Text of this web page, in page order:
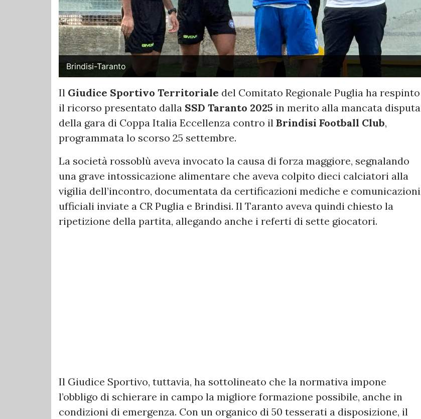
Brindisi-Taranto
Il Giudice Sportivo Territoriale del Comitato Regionale Puglia ha respinto
il ricorso presentato dalla SSD Taranto 2025 in merito alla mancata disputa
della gara di Coppa Italia Eccellenza contro il Brindisi Football Club,
programmata lo scorso 25 settembre.
La società rossoblù aveva invocato la causa di forza maggiore, segnalando
una grave intossicazione alimentare che aveva colpito dieci calciatori alla
vigilia dell’incontro, documentata da certificazioni mediche e comunicazioni
ufficiali inviate a CR Puglia e Brindisi. Il Taranto aveva quindi chiesto la
ripetizione della partita, allegando anche i referti di sette giocatori.
Il Giudice Sportivo, tuttavia, ha sottolineato che la normativa impone
l’obbligo di schierare in campo la migliore formazione possibile, anche in
condizioni di emergenza. Con un organico di 50 tesserati a disposizione, il